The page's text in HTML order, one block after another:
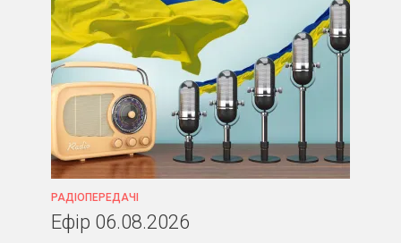
РАДІОПЕРЕДАЧІ
Ефір 06.08.2026